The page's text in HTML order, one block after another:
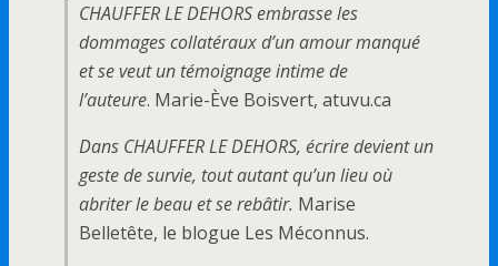
CHAUFFER LE DEHORS embrasse les
dommages collatéraux d’un amour manqué
et se veut un témoignage intime de
l’auteure. Marie-Ève Boisvert, atuvu.ca
Dans CHAUFFER LE DEHORS, écrire devient un
geste de survie, tout autant qu’un lieu où
abriter le beau et se rebâtir. Marise
Belletête, le blogue Les Méconnus.